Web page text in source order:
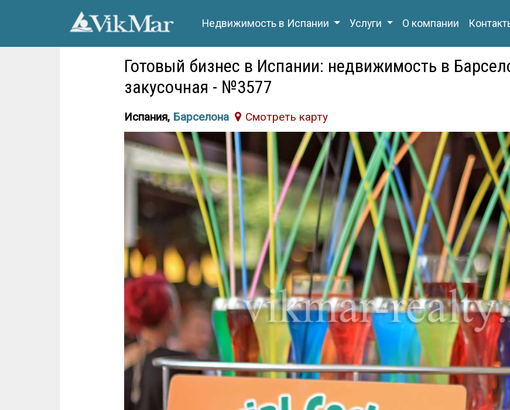
Недвижимость в Испании Услуги О компании
Готовый бизнес в Испании: недвижимость в
закусочная - №3577
Испания, Барселона Cмотреть карту